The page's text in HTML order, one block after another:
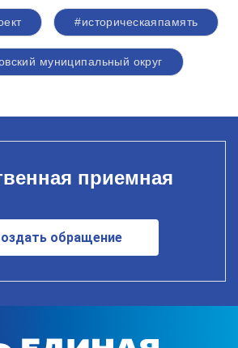
#историческаяпамять
муниципальный округ
приемная
обращение